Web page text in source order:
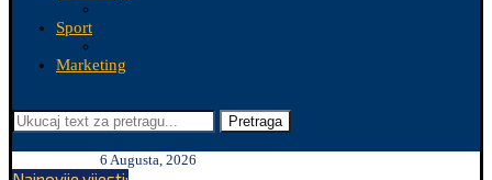
Sport
Marketing
Pretraga
6 Augusta, 2026